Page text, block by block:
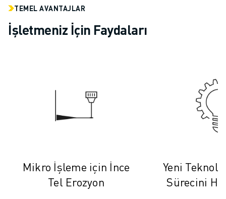
FANUC HAKKINDA
LOKASYONLARIMIZ
TEMEL AVANTAJLAR
İşletmeniz İçin Faydaları
Mikro İşleme için İnce
Tel Erozyon
Yeni
Sürecini